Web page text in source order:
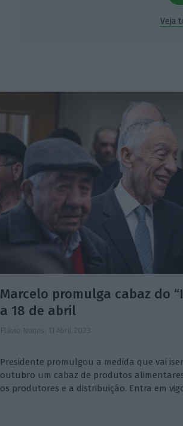
Veja
Marcelo promulga cabaz do
a 18 de abril
Flávio Nunes, 11 Abril 2023
Presidente promulgou a medida que vai
outubro um cabaz de produtos
os produtores e a distribuição. Entra em